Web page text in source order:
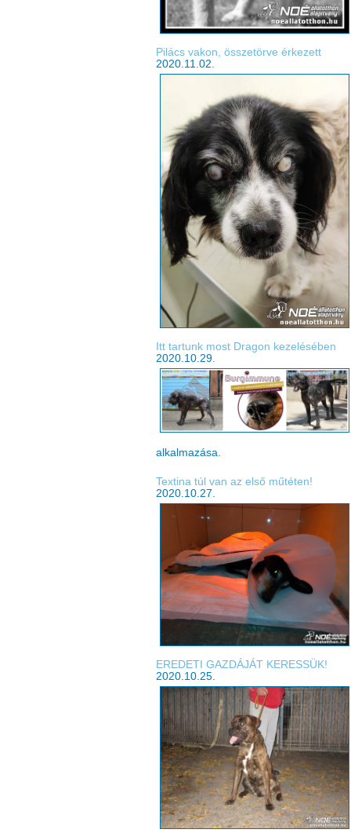
Pilács vakon, összetörve érkezett
2020.11.02.
Itt tartunk most Dragon kezelésében
2020.10.29.
alkalmazása.
Textina túl van az első műtéten!
2020.10.27.
EREDETI GAZDÁJÁT KERESSÜK!
2020.10.25.